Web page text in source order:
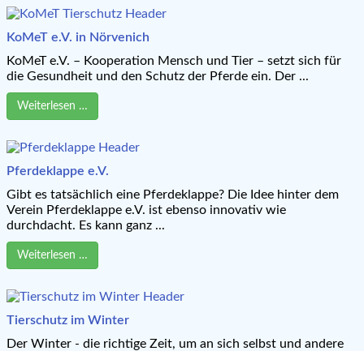
KoMeT e.V. in Nörvenich
KoMeT e.V. – Kooperation Mensch und Tier – setzt sich für
die Gesundheit und den Schutz der Pferde ein. Der ...
Weiterlesen …
Pferdeklappe e.V.
Gibt es tatsächlich eine Pferdeklappe? Die Idee hinter dem
Verein Pferdeklappe e.V. ist ebenso innovativ wie
durchdacht. Es kann ganz ...
Weiterlesen …
Tierschutz im Winter
Der Winter - die richtige Zeit, um an sich selbst und andere